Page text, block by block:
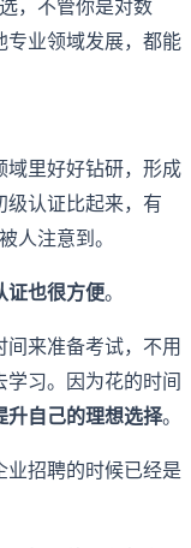
，不管你是对数
专业领域发展，都能
域里好好钻研，形成
级认证比起来，有
人注意到。
证也很方便。
来准备考试，不用
习。因为花的时间
升自己的理想选择。
业招聘的时候已经是